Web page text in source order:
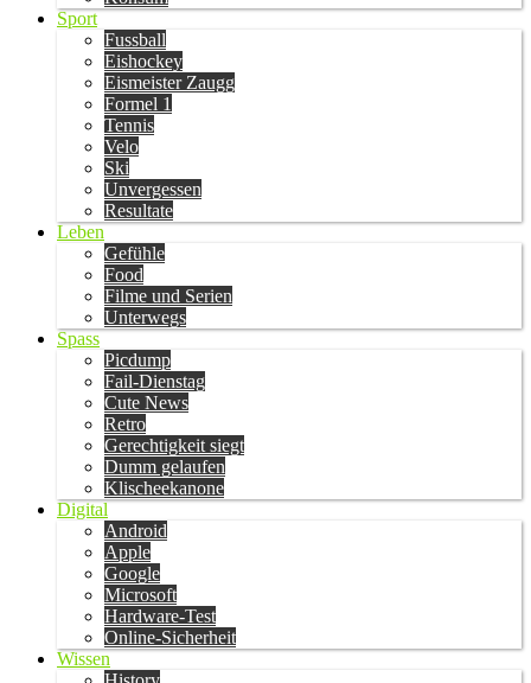
Sport
Fussball
Eishockey
Eismeister Zaugg
Formel 1
Tennis
Velo
Ski
Unvergessen
Resultate
Leben
Gefühle
Food
Filme und Serien
Unterwegs
Spass
Picdump
Fail-Dienstag
Cute News
Retro
Gerechtigkeit siegt
Dumm gelaufen
Klischeekanone
Digital
Android
Apple
Google
Microsoft
Hardware-Test
Online-Sicherheit
Wissen